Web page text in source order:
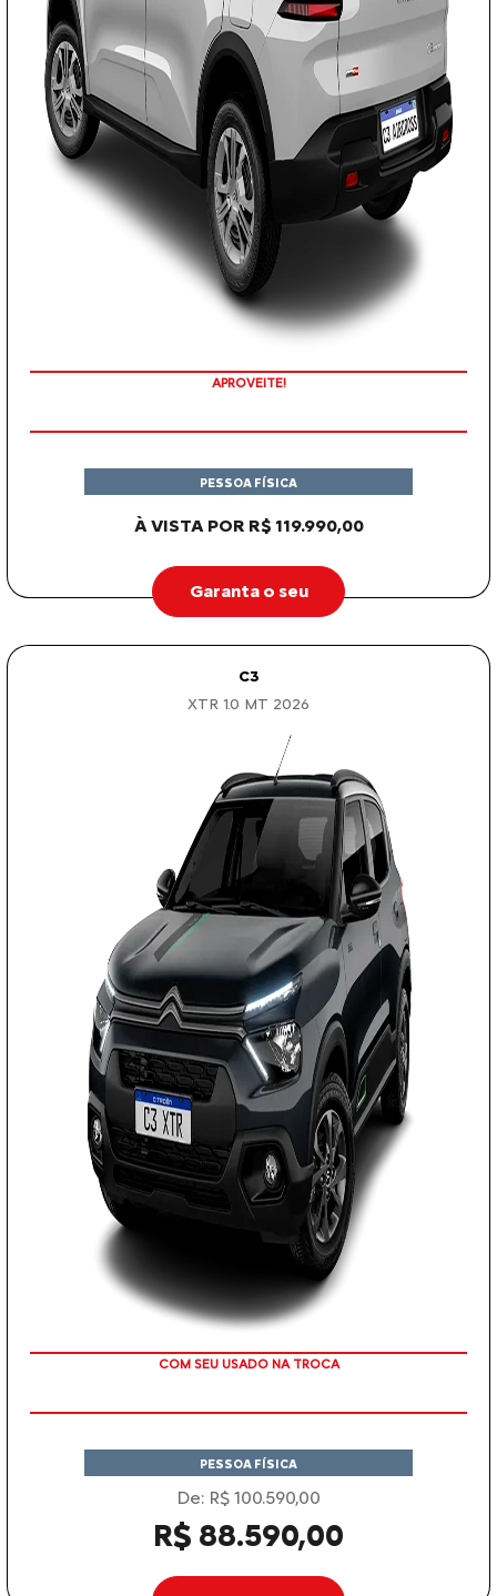
APROVEITE!
À VISTA POR R$ 119.990,00
PESSOA FÍSICA
Garanta o seu
C3
XTR 1.0 MT 2026
COM SEU USADO NA TROCA
PESSOA FÍSICA
De: R$ 100.590,00
R$ 88.590,00